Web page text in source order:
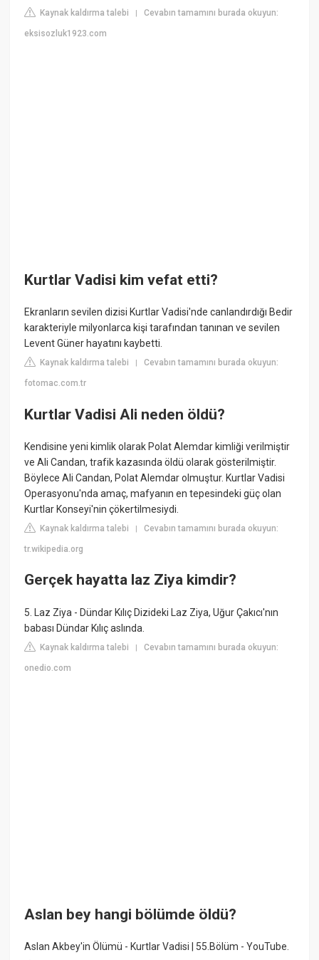
Kaynak kaldırma talebi |Cevabın tamamını burada okuyun:
eksisozluk1923.com
Kurtlar Vadisi kim vefat etti?
Ekranların sevilen dizisi Kurtlar Vadisi'nde canlandırdığı Bedir
karakteriyle milyonlarca kişi tarafından tanınan ve sevilen
Levent Güner hayatını kaybetti.
Kaynak kaldırma talebi |Cevabın tamamını burada okuyun:
fotomac.com.tr
Kurtlar Vadisi Ali neden öldü?
Kendisine yeni kimlik olarak Polat Alemdar kimliği verilmiştir
ve Ali Candan, trafik kazasında öldü olarak gösterilmiştir.
Böylece Ali Candan, Polat Alemdar olmuştur. Kurtlar Vadisi
Operasyonu'nda amaç, mafyanın en tepesindeki güç olan
Kurtlar Konseyi'nin çökertilmesiydi.
Kaynak kaldırma talebi |Cevabın tamamını burada okuyun:
tr.wikipedia.org
Gerçek hayatta laz Ziya kimdir?
5. Laz Ziya - Dündar Kılıç Dizideki Laz Ziya, Uğur Çakıcı'nın
babası Dündar Kılıç aslında.
Kaynak kaldırma talebi |Cevabın tamamını burada okuyun:
onedio.com
Aslan bey hangi bölümde öldü?
Aslan Akbey'in Ölümü - Kurtlar Vadisi | 55.Bölüm - YouTube.